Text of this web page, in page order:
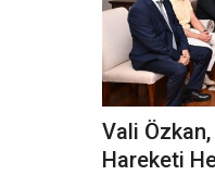
Vali
Hareketi